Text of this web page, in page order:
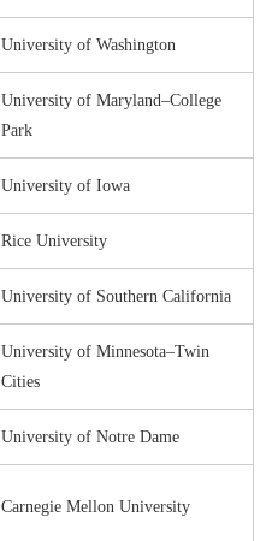
University of Washington
University of Maryland–​College
Park
University of Iowa
Rice University
University of Southern California
University of Minnesota–​Twin
Cities
University of Notre Dame
Carnegie Mellon University